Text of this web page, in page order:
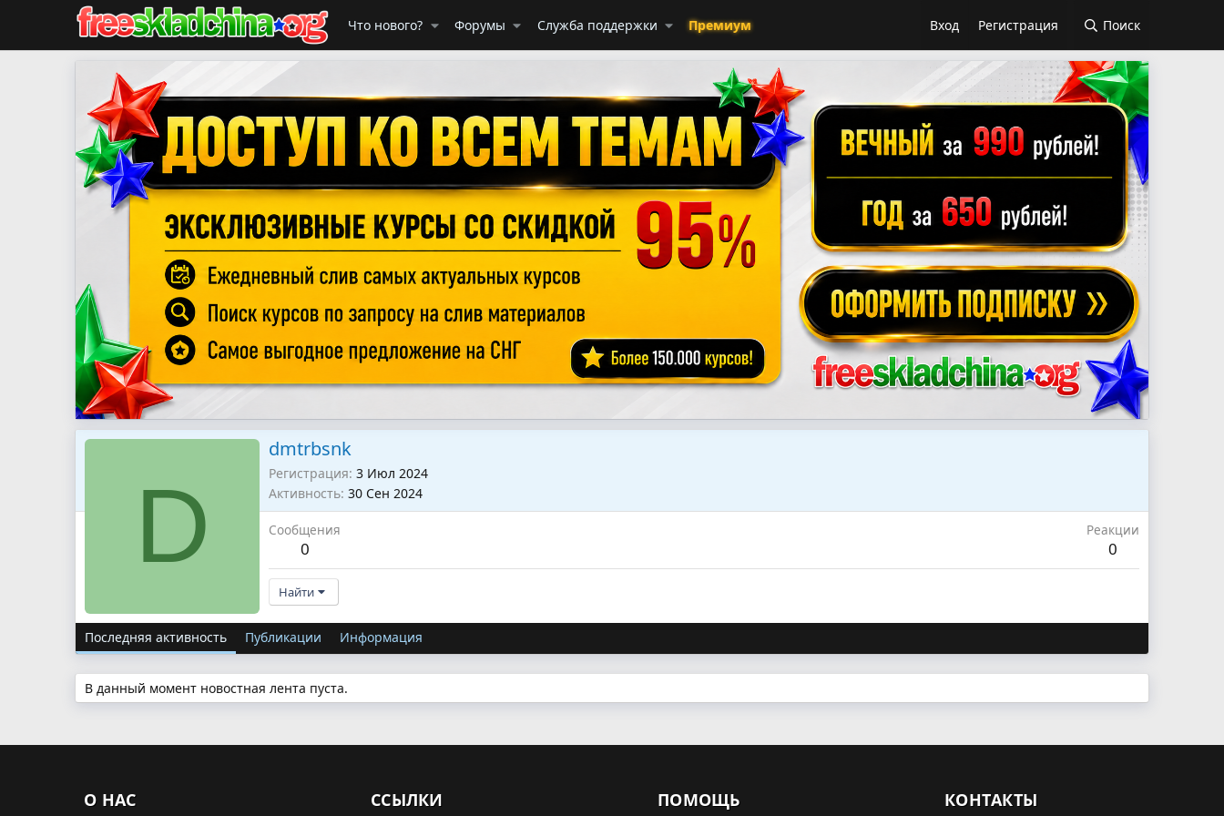
Что нового? Форумы Служба поддержки Премиум Вход Регистрация Поиск
D
dmtrbsnk
Регистрация 3 Июл 2024
Активность 30 Сен 2024
Сообщения
0
Реакции
0
Найти
Последняя активность Публикации Информация
В данный момент новостная лента пуста.
О НАС ССЫЛКИ ПОМОЩЬ КОНТАКТЫ